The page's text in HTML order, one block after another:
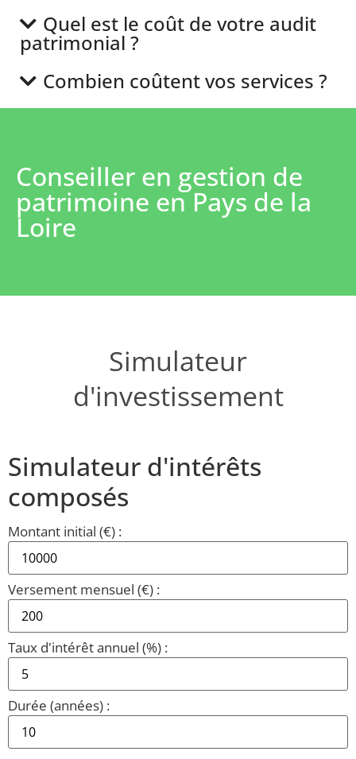
Quel est le coût de votre audit
patrimonial ?
Combien coûtent vos services ?
Conseiller en gestion de
patrimoine en Pays de la
Loire
Simulateur
d'investissement
Simulateur d'intérêts
composés
Montant initial (€) :
Versement mensuel (€) :
Taux d'intérêt annuel (%) :
Durée (années) :